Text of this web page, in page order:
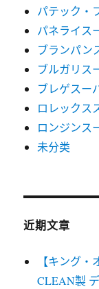
パテック・
パネライス
ブランパン
ブルガリス
ブレゲスー
ロレックス
ロンジンス
未分类
近期文章
【キング
CLEAN製